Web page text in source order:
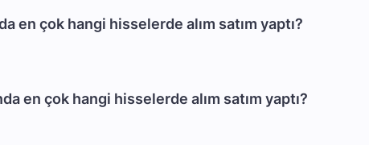
en çok hangi hisselerde alım satım yaptı?
en çok hangi hisselerde alım satım yaptı?